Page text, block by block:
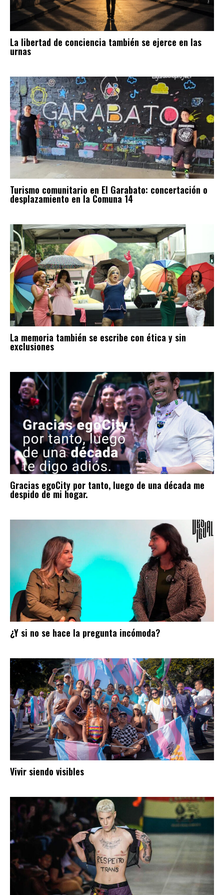
La libertad de conciencia también se ejerce en las
urnas
Turismo comunitario en El Garabato: concertación o
desplazamiento en la Comuna 14
La memoria también se escribe con ética y sin
exclusiones
Gracias egoCity por tanto, luego de una década me
despido de mi hogar.
¿Y si no se hace la pregunta incómoda?
Vivir siendo visibles